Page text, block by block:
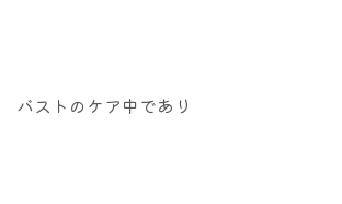
バストのケア中であり